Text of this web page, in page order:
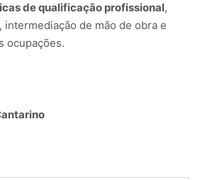
de qualificação profissional,
intermediação de mão de obra e
ocupações.